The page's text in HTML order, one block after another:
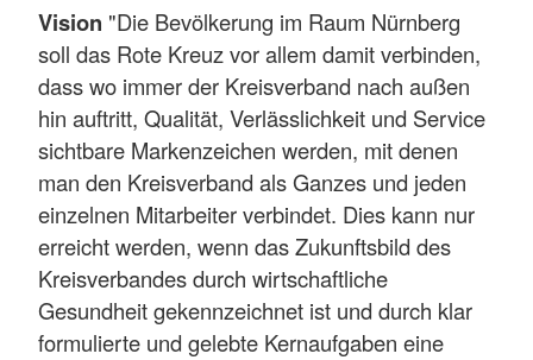
Vision "Die Bevölkerung im Raum Nürnberg
soll das Rote Kreuz vor allem damit verbinden,
dass wo immer der Kreisverband nach außen
hin auftritt, Qualität, Verlässlichkeit und Service
sichtbare Markenzeichen werden, mit denen
man den Kreisverband als Ganzes und jeden
einzelnen Mitarbeiter verbindet. Dies kann nur
erreicht werden, wenn das Zukunftsbild des
Kreisverbandes durch wirtschaftliche
Gesundheit gekennzeichnet ist und durch klar
formulierte und gelebte Kernaufgaben eine